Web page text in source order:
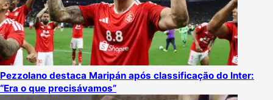
Pezzolano destaca Maripán após classificação do Inter:
“Era o que precisávamos”